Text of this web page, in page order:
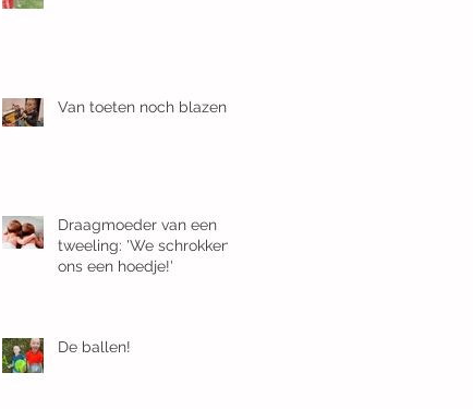
Van toeten noch blazen
Draagmoeder van een
tweeling: 'We schrokken
ons een hoedje!'
De ballen!